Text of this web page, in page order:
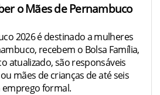
o Mães de Pernambuco
2026 é destinado a mulheres
recebem o Bolsa Família,
atualizado, são responsáveis
mães de crianças de até seis
formal.